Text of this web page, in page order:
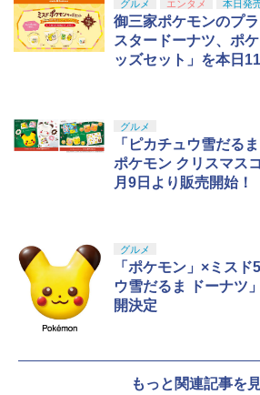
5
【Amazon.co.jp限
第三章 蛇神 (オリ
巾着＋メーカー特
剣、十翼より来た
グルメ エンタメ 本日発
御三家ポケモンのプ
スタードーナツ、ポ
ッズセット」を本日
グルメ
「ピカチュウ雪だる
ポケモン クリスマス
月9日より販売開始！
グルメ
「ポケモン」×ミス
ウ雪だるま ドーナツ
開決定
もっと関連記事を